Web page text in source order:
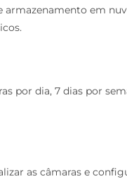
em
por dia, 7 dias por
as câmaras e